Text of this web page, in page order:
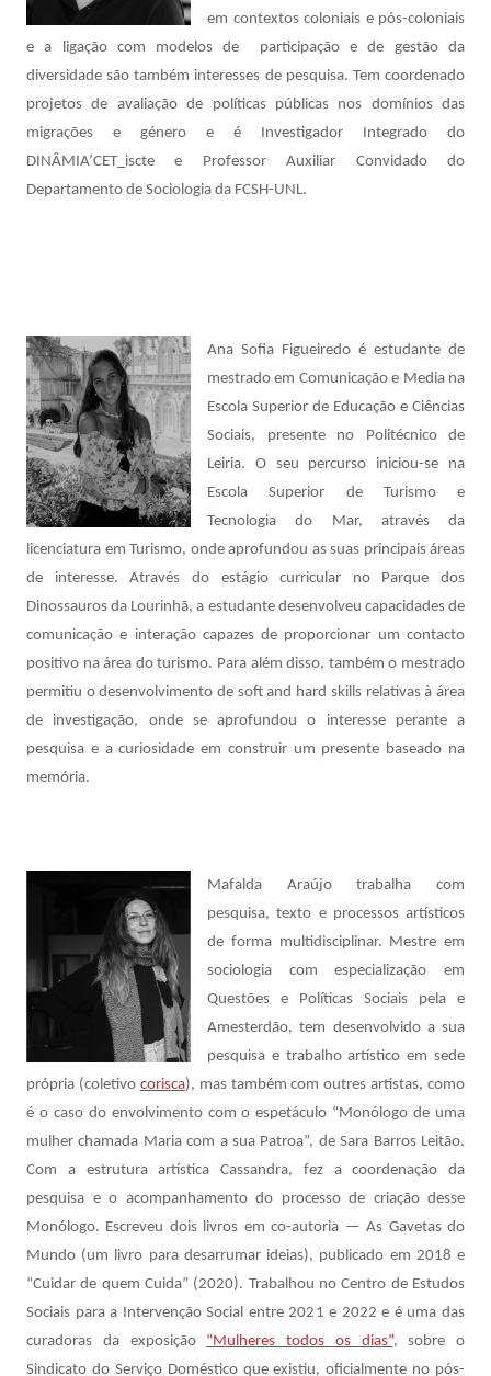
em contextos coloniais e pós-coloniais
e a ligação com modelos de participação e de gestão da
diversidade são também interesses de pesquisa. Tem coordenado
projetos de avaliação de políticas públicas nos domínios das
migrações e género e é Investigador Integrado do
DINÂMIA’CET_iscte e Professor Auxiliar Convidado do
Departamento de Sociologia da FCSH-UNL.
Ana Sofia Figueiredo é estudante de
mestrado em Comunicação e Media na
Escola Superior de Educação e Ciências
Sociais, presente no Politécnico de
Leiria. O seu percurso iniciou-se na
Escola Superior de Turismo e
Tecnologia do Mar, através da
licenciatura em Turismo, onde aprofundou as suas principais áreas
de interesse. Através do estágio curricular no Parque dos
Dinossauros da Lourinhã, a estudante desenvolveu capacidades de
comunicação e interação capazes de proporcionar um contacto
positivo na área do turismo. Para além disso, também o mestrado
permitiu o desenvolvimento de soft and hard skills relativas à área
de investigação, onde se aprofundou o interesse perante a
pesquisa e a curiosidade em construir um presente baseado na
memória.
Mafalda Araújo trabalha com
pesquisa, texto e processos artísticos
de forma multidisciplinar. Mestre em
sociologia com especialização em
Questões e Políticas Sociais pela e
Amesterdão, tem desenvolvido a sua
pesquisa e trabalho artístico em sede
própria (coletivo corisca), mas também com outres artistas, como
é o caso do envolvimento com o espetáculo “Monólogo de uma
mulher chamada Maria com a sua Patroa”, de Sara Barros Leitão.
Com a estrutura artística Cassandra, fez a coordenação da
pesquisa e o acompanhamento do processo de criação desse
Monólogo. Escreveu dois livros em co-autoria — As Gavetas do
Mundo (um livro para desarrumar ideias), publicado em 2018 e
“Cuidar de quem Cuida” (2020). Trabalhou no Centro de Estudos
Sociais para a Intervenção Social entre 2021 e 2022 e é uma das
curadoras da exposição “Mulheres todos os dias”, sobre o
Sindicato do Serviço Doméstico que existiu, oficialmente no pós-